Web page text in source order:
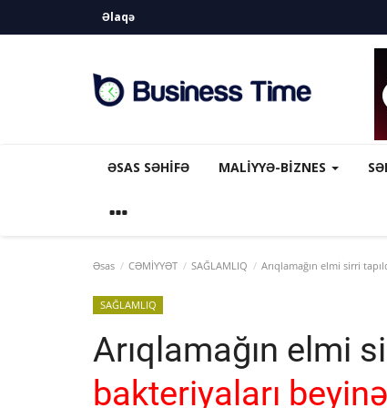
Əlaqə
ƏSAS SƏHIFƏ MALİYYƏ-BİZNES
Əsas CƏMİYYƏT SAĞLAMLIQ Arıqlamağın elmi sirri
SAĞLAMLIQ
Arıqlamağın elmi
bakteriyaları